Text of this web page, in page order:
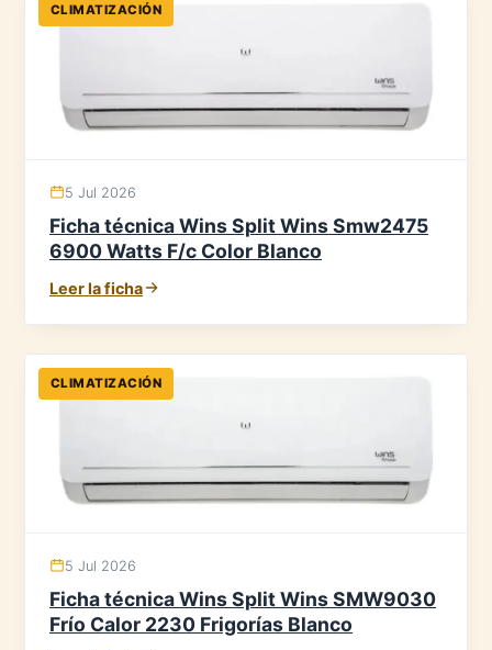
CLIMATIZACIÓN
5 Jul 2026
Ficha técnica Wins Split Wins Smw2475
6900 Watts F/c Color Blanco
Leer la ficha
CLIMATIZACIÓN
5 Jul 2026
Ficha técnica Wins Split Wins SMW9030
Frío Calor 2230 Frigorías Blanco